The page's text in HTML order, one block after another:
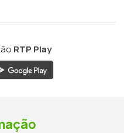
RTP Play